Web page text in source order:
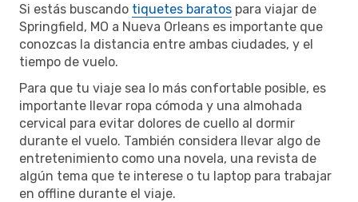
Si estás buscando tiquetes baratos para viajar de
Springfield, MO a Nueva Orleans es importante que
conozcas la distancia entre ambas ciudades, y el
tiempo de vuelo.
Para que tu viaje sea lo más confortable posible, es
importante llevar ropa cómoda y una almohada
cervical para evitar dolores de cuello al dormir
durante el vuelo. También considera llevar algo de
entretenimiento como una novela, una revista de
algún tema que te interese o tu laptop para trabajar
en offline durante el viaje.